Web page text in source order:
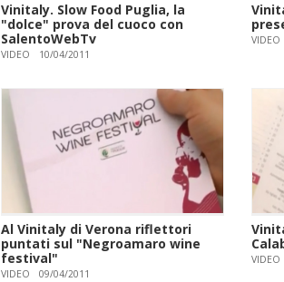
Vinitaly. Slow Food Puglia, la
"dolce" prova del cuoco con
SalentoWebTv
VIDEO 10/04/2011
VIDEO
Al Vinitaly di Verona riflettori
puntati sul "Negroamaro wine
festival"
VIDEO 09/04/2011
VIDEO